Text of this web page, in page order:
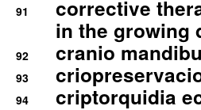
91
corrective
in the growing
92 cranio
93
94
criptorquidia